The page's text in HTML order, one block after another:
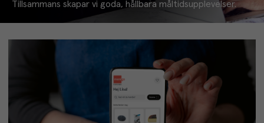
Tillsammans skapar vi goda, hållbara måltidsupplevelser.